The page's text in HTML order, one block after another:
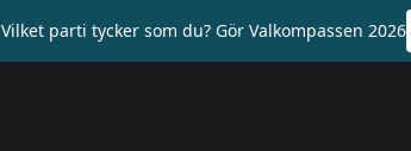
Vilket parti tycker som du? Gör Valkompassen 2026